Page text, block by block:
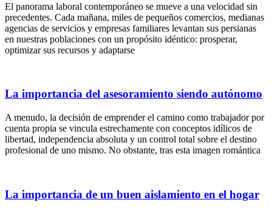
El panorama laboral contemporáneo se mueve a una velocidad sin
precedentes. Cada mañana, miles de pequeños comercios, medianas
agencias de servicios y empresas familiares levantan sus persianas
en nuestras poblaciones con un propósito idéntico: prosperar,
optimizar sus recursos y adaptarse
La importancia del asesoramiento siendo autónomo
A menudo, la decisión de emprender el camino como trabajador por
cuenta propia se vincula estrechamente con conceptos idílicos de
libertad, independencia absoluta y un control total sobre el destino
profesional de uno mismo. No obstante, tras esta imagen romántica
La importancia de un buen aislamiento en el hogar